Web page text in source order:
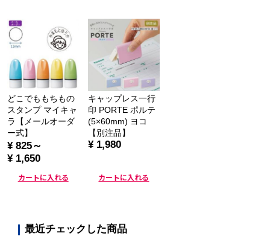
どこでももちもの
スタンプ マイキャ
ラ【メールオーダ
ー式】
¥ 825～
¥ 1,650
カートに入れる
キャップレス一行
印 PORTE ポルテ
(5×60mm) ヨコ
【別注品】
¥ 1,980
カートに入れる
最近チェックした商品